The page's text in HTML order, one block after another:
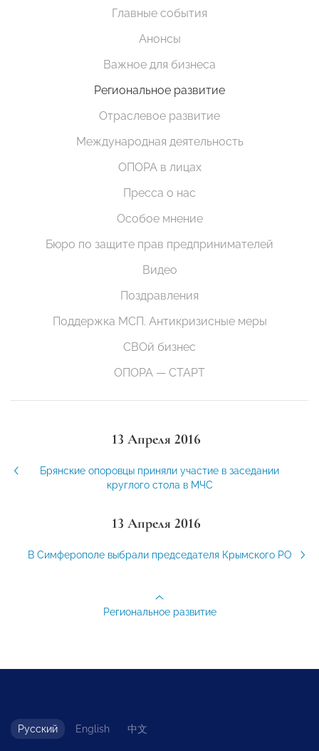
Главные события
Анонсы
Важное для бизнеса
Региональное развитие
Отраслевое развитие
Международная деятельность
ОПОРА в лицах
Пресса о нас
Особое мнение
Бюро по защите прав предпринимателей
Видео
Поздравления
Поддержка МСП. Антикризисные меры
СВОй бизнес
ОПОРА — СТАРТ
13 Апреля 2016
Брянские опоровцы приняли участие в заседании
круглого стола в МЧС
13 Апреля 2016
В Симферополе выбрали председателя Крымского РО
Региональное развитие
Русский English 中文